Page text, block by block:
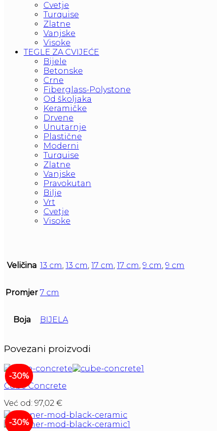
Cvetje
Turquise
Zlatne
Vanjske
Visoke
TEGLE ZA CVIJEĆE
Bijele
Betonske
Crne
Fiberglass-Polystone
Od školjaka
Keramičke
Drvene
Unutarnje
Plastične
Moderni
Turquise
Zlatne
Vanjske
Pravokutan
Bilje
Vrt
Cvetje
Visoke
Veličina 13 cm, 13 cm, 17 cm, 17 cm, 9 cm, 9 cm
Promjer 7 cm
Boja BIJELA
Povezani proizvodi
-30%
Cube Concrete
Već od: 97,02 €
-30%